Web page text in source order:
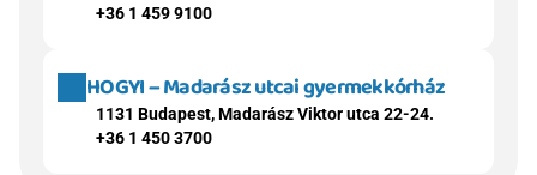
+36 1 459 9100
HOGYI – Madarász utcai gyermekkórház
1131 Budapest, Madarász Viktor utca 22-24.
+36 1 450 3700